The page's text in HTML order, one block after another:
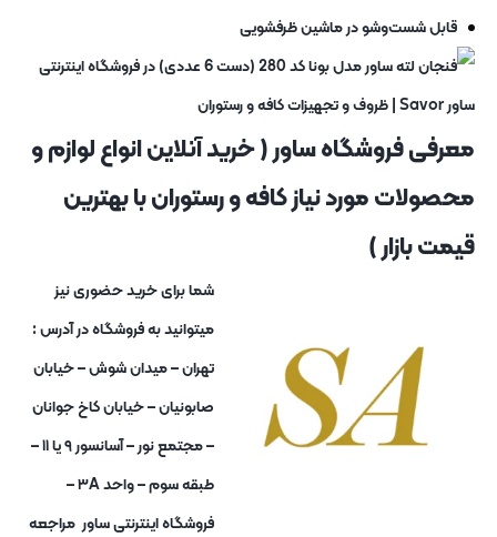
قابل شست‌وشو در ماشین ظرفشویی
معرفی فروشگاه ساور ( خرید آنلاین انواع لوازم و
محصولات مورد نیاز کافه و رستوران با بهترین
قیمت بازار )
شما برای خرید حضوری نیز
میتوانید به فروشگاه در آدرس :
تهران – میدان شوش – خیابان
صابونیان – خیابان کاخ جوانان
– مجتمع نور – آسانسور ۹ یا ۱۱ –
طبقه سوم – واحد ۳A –
فروشگاه اینترنتی ساور مراجعه